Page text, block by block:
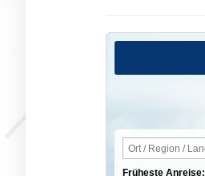
Früheste Anreise: